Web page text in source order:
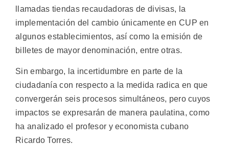
llamadas tiendas recaudadoras de divisas, la
implementación del cambio únicamente en CUP en
algunos establecimientos, así como la emisión de
billetes de mayor denominación, entre otras.
Sin embargo, la incertidumbre en parte de la
ciudadanía con respecto a la medida radica en que
convergerán seis procesos simultáneos, pero cuyos
impactos se expresarán de manera paulatina, como
ha analizado el profesor y economista cubano
Ricardo Torres.